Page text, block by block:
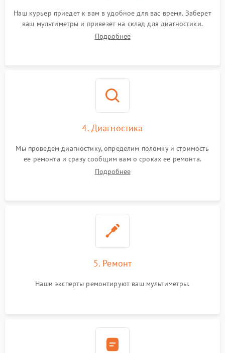
Наш курьер приедет к вам в удобное для вас время. Заберет
ваш мультиметры и привезет на склад для диагностики.
Подробнее
4. Диагностика
Мы проведем диагностику, определим поломку и стоимость
ее ремонта и сразу сообщим вам о сроках ее ремонта.
Подробнее
5. Ремонт
Наши эксперты ремонтируют ваш мультиметры.